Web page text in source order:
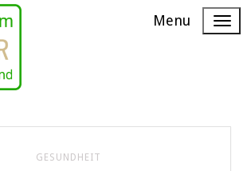
Menu
GESUNDHEIT